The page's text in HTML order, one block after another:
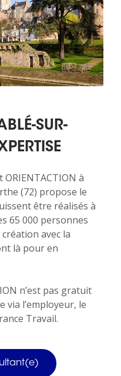
SUR-
à
(72) propose le
être réalisés à
65 000 personnes
avec la
là pour en
n’est pas gratuit
via l’employeur, le
Travail.